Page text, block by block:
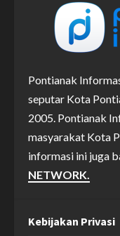
Pontianak
seputar Kota
2005. Pontianak
masyarakat Kota
informasi ini juga
NETWORK.
Kebijakan Privasi